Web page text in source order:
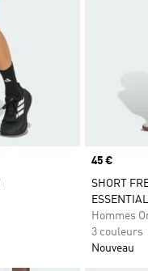
Prix
45 €
SHORT
Hommes
3 couleurs
Nouveau